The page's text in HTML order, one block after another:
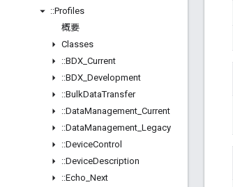
::Profiles
概要
Classes
::BDX Current
::BDX Development
::BulkDataTransfer
::DataManagement Current
::DataManagement Legacy
::DeviceControl
::DeviceDescription
::Echo Next